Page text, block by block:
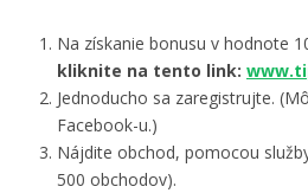
Na získanie bonusu v hodnote
kliknite na tento link:
Jednoducho sa zaregistrujte.
Facebook-u.)
Nájdite obchod, pomocou
500 obchodov).